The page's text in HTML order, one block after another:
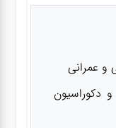
و عمرانی
دکوراسیون